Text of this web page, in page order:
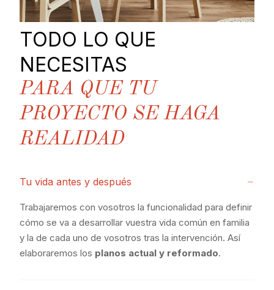
TODO LO QUE
NECESITAS
PARA QUE TU
PROYECTO SE HAGA
REALIDAD
Tu vida antes y después
Trabajaremos con vosotros la funcionalidad para definir
cómo se va a desarrollar vuestra vida común en familia
y la de cada uno de vosotros tras la intervención. Así
elaboraremos los planos actual y reformado.